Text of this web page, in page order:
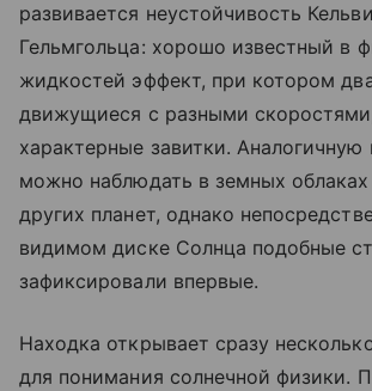
развивается неустойчивость
Гельмгольца: хорошо известный в
жидкостей эффект, при котором
движущиеся с разными
характерные завитки. Аналогичную
можно наблюдать в земных
других планет, однако
видимом диске Солнца подобные
зафиксировали впервые.
Находка открывает сразу
для понимания солнечной физики.